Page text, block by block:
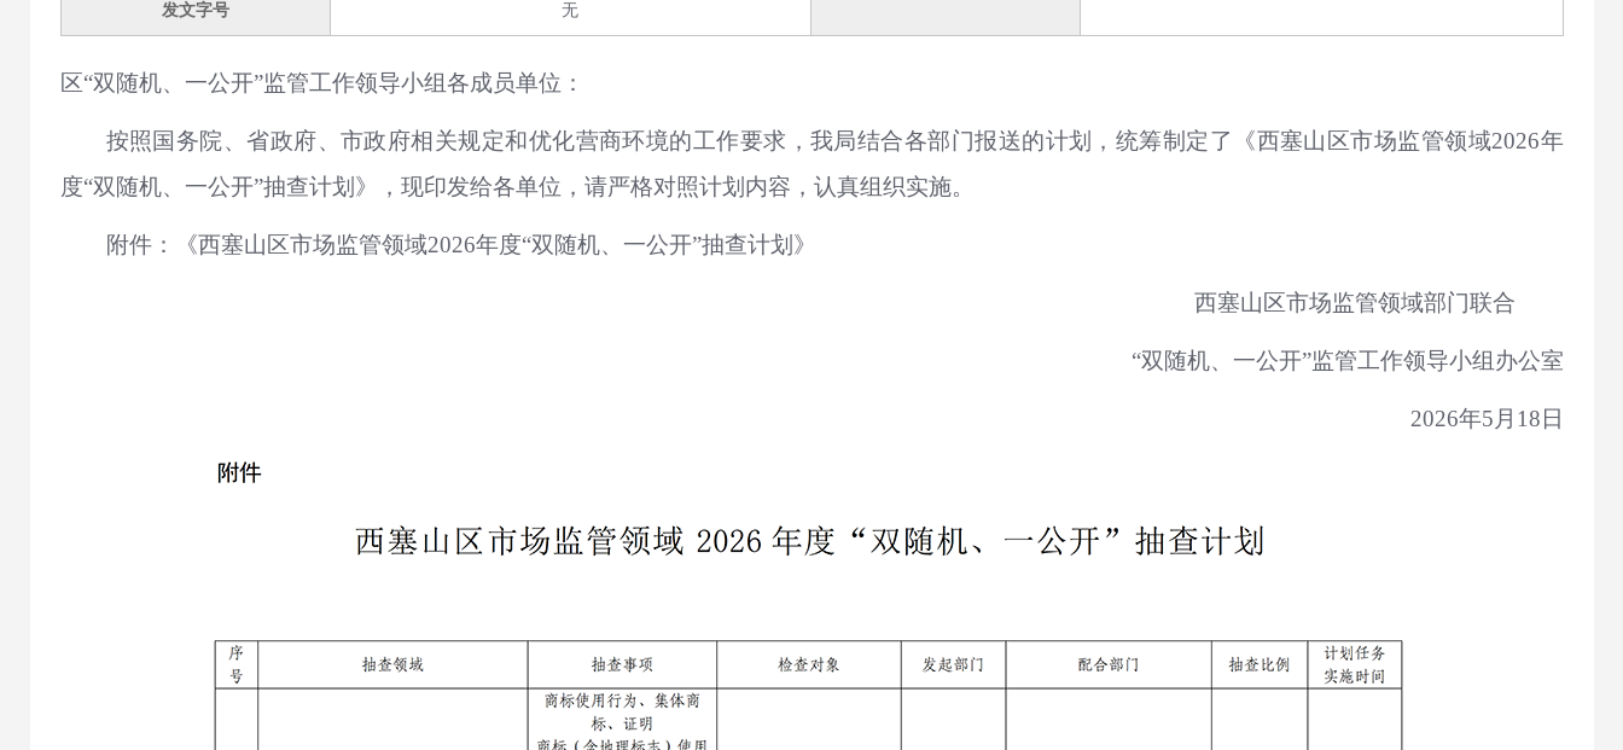
发文字号 无
区“双随机、一公开”监管工作领导小组各成员单位：
按照国务院、省政府、市政府相关规定和优化营商环境的工作要求，我局结合各部门报送的计划，统筹制定了《西塞山区市场监管领域2026年
度“双随机、一公开”抽查计划》，现印发给各单位，请严格对照计划内容，认真组织实施。
附件：《西塞山区市场监管领域2026年度“双随机、一公开”抽查计划》
西塞山区市场监管领域部门联合
“双随机、一公开”监管工作领导小组办公室
2026年5月18日